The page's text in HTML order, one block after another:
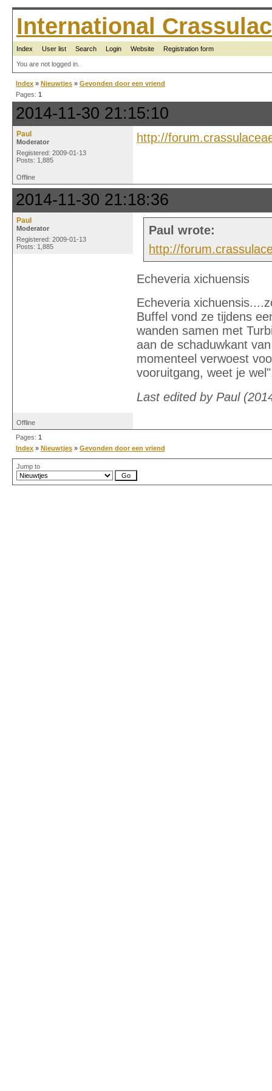
International
Index User list Search Login Website Registration form
You are not logged in.
Index » Nieuwtjes » Gevonden door een vriend
Pages: 1
2014-11-30 21:15:10
Paul
Moderator
Registered: 2009-01-13
Posts: 1,885
http://
Offline
2014-11-30 21:18:36
Paul
Moderator
Registered: 2009-01-13
Posts: 1,885
Paul wrote:
http://
Echeveria xichuensis
Echeveria
Buffel vond ze tijdens
wanden samen met
aan de schaduwkant
momenteel verwoest
vooruitgang, weet je
Last edited by Paul
Offline
Pages: 1
Index » Nieuwtjes » Gevonden door een vriend
Jump to